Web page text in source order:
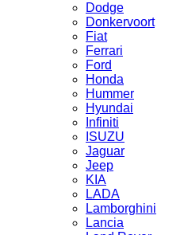
Dodge
Donkervoort
Fiat
Ferrari
Ford
Honda
Hummer
Hyundai
Infiniti
ISUZU
Jaguar
Jeep
KIA
LADA
Lamborghini
Lancia